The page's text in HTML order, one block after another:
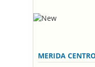
MERIDA